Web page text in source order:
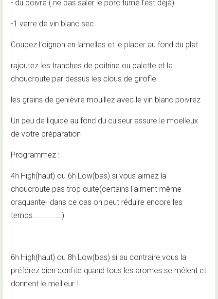
- du poivre ( ne pas saler le porc fumé l'est déjà)
-1 verre de vin blanc sec
Coupez l'oignon en lamelles et le placer au fond du plat
rajoutez les tranches de poitrine ou palette et la
choucroute par dessus les clous de girofle
les grains de genièvre mouillez avec le vin blanc poivrez
Un peu de liquide au fond du cuiseur assure le moelleux
de votre préparation
Programmez :
4h High(haut) ou 6h Low(bas) si vous aimez la
choucroute pas trop cuite(certains l'aiment même
craquante- dans ce cas on peut réduire encore les
temps...............)
6h High(haut) ou 8h Low(bas) si au contraire vous la
préférez bien confite quand tous les aromes se mêlent et
donnent le meilleur !